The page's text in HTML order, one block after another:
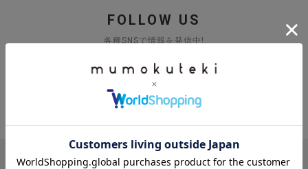
FOLLOW US
各種SNSで情報を発信中!
お支払い方法